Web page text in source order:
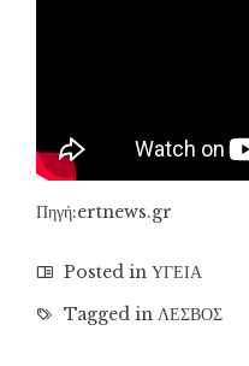
Πηγή:ertnews.gr
Posted in ΥΓΕΙΑ
Tagged in ΛΕΣΒΟΣ